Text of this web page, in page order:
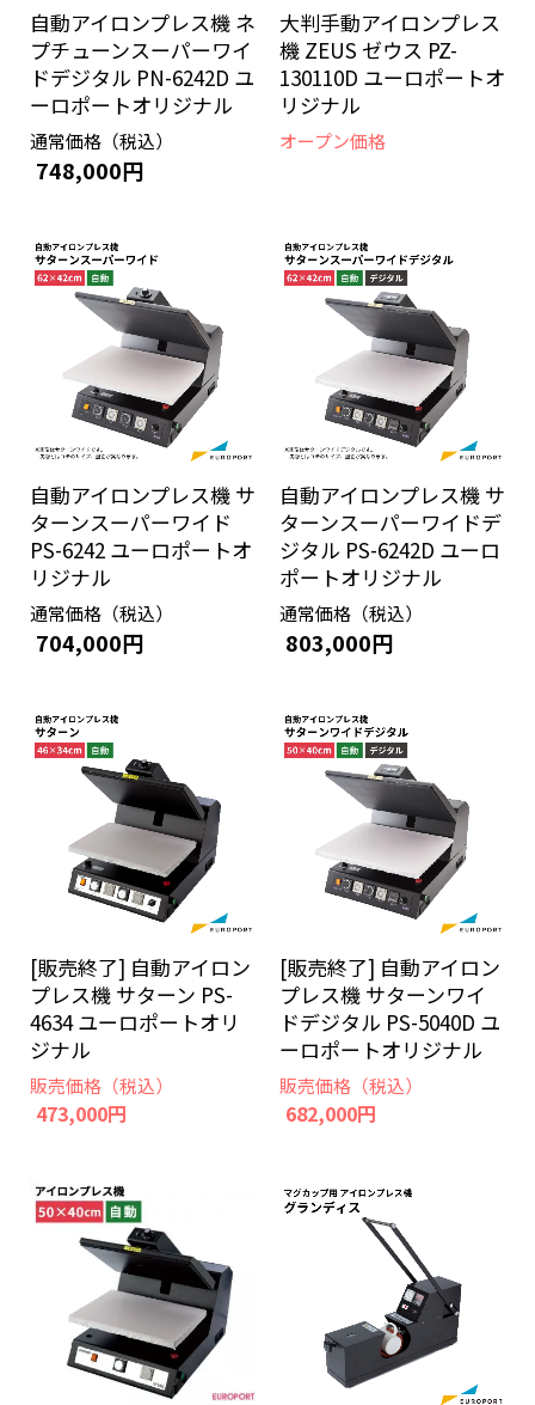
自動アイロンプレス機 ネ
プチューンスーパーワイ
ドデジタル PN-6242D ユ
ーロポートオリジナル
通常価格（税込）
748,000円
大判手動アイロンプレス
機 ZEUS ゼウス PZ-
130110D ユーロポートオ
リジナル
オープン価格
自動アイロンプレス機 サ
ターンスーパーワイド
PS-6242 ユーロポートオ
リジナル
通常価格（税込）
704,000円
自動アイロンプレス機 サ
ターンスーパーワイドデ
ジタル PS-6242D ユーロ
ポートオリジナル
通常価格（税込）
803,000円
[販売終了] 自動アイロン
プレス機 サターン PS-
4634 ユーロポートオリ
ジナル
販売価格（税込）
473,000円
[販売終了] 自動アイロン
プレス機 サターンワイ
ドデジタル PS-5040D ユ
ーロポートオリジナル
販売価格（税込）
682,000円